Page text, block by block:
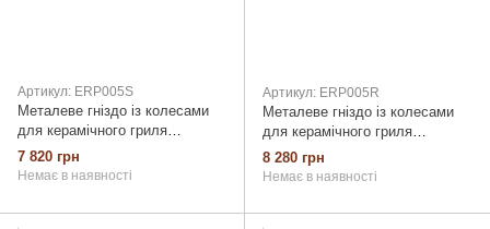
Артикул: ERP005S
Металеве гніздо із колесами
для керамічного гриля
Ermanos SAM (ERP005S)
7 820 грн
Немає в наявності
Артикул: ERP005R
Металеве гніздо із колесами
для керамічного гриля
Ermanos RON (ERP005R)
8 280 грн
Немає в наявності